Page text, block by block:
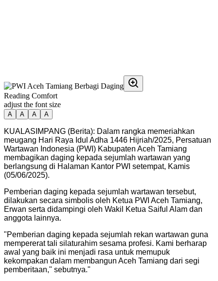
Reading Comfort
adjust the font size
A A A A
KUALASIMPANG (Berita): Dalam rangka memeriahkan
meugang Hari Raya Idul Adha 1446 Hijriah/2025, Persatuan
Wartawan Indonesia (PWI) Kabupaten Aceh Tamiang
membagikan daging kepada sejumlah wartawan yang
berlangsung di Halaman Kantor PWI setempat, Kamis
(05/06/2025).
Pemberian daging kepada sejumlah wartawan tersebut,
dilakukan secara simbolis oleh Ketua PWI Aceh Tamiang,
Erwan serta didampingi oleh Wakil Ketua Saiful Alam dan
anggota lainnya.
"Pemberian daging kepada sejumlah rekan wartawan guna
mempererat tali silaturahim sesama profesi. Kami berharap
awal yang baik ini menjadi rasa untuk memupuk
kekompakan dalam membangun Aceh Tamiang dari segi
pemberitaan," sebutnya."